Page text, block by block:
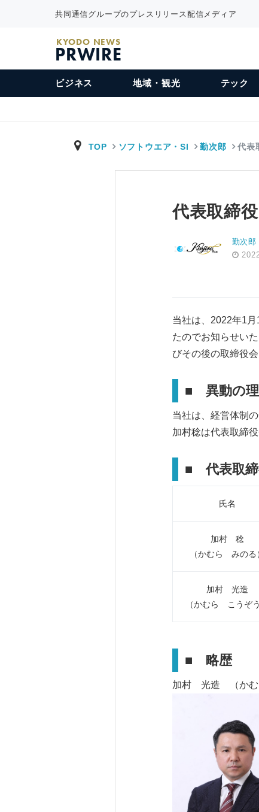
共同通信グループのプレスリリース配信メディア
KYODO NEWS
PRWIRE
ビジネス 地域・観光 テック
TOP ソフトウエア・SI 勤次郎 代表
代表取締
勤次郎
当社は、2022年1
たのでお知らせい
びその後の取締役
■ 異動の
当社は、経営体制
加村稔は代表取締
■ 代表取締
氏名
加村 稔
（かむら みのる
加村 光造
（かむら こうぞう
■ 略歴
加村 光造 （か